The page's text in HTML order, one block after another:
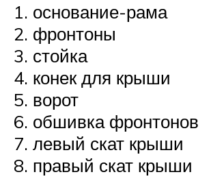
основание-рама
фронтоны
стойка
конек для крыши
ворот
обшивка фронтонов
левый скат крыши
правый скат крыши